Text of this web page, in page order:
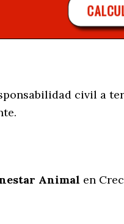
civil a
Animal en